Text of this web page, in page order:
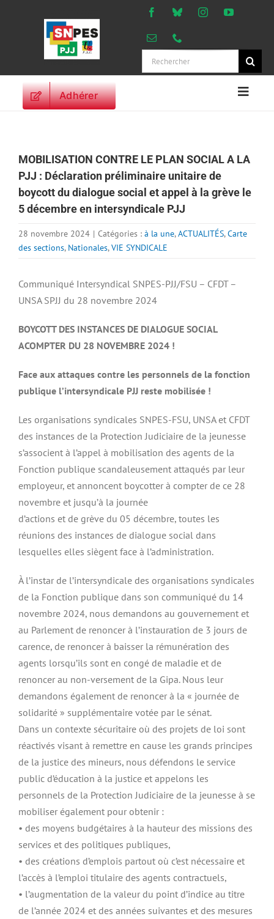
Rechercher:
Adhérer
ORIENTATIONS
PROFESSIONNELLES
DROITS DES
PERSONNELS
VIE SYNDICALE
PUBLICATIONS
MOBILISATION CONTRE LE PLAN SOCIAL A LA
PJJ : Déclaration préliminaire unitaire de
boycott du dialogue social et appel à la grève le
5 décembre en intersyndicale PJJ
28 novembre 2024 | Catégories : à la une,ACTUALITÉS,Carte
des sections, Nationales,VIE SYNDICALE
Communiqué Intersyndical SNPES-PJJ/FSU – CFDT –
UNSA SPJJ du 28 novembre 2024
BOYCOTT DES INSTANCES DE DIALOGUE SOCIAL
ACOMPTER DU 28 NOVEMBRE 2024 !
Face aux attaques contre les personnels de la fonction
publique l’intersyndicale PJJ reste mobilisée !
Les organisations syndicales SNPES-FSU, UNSA et CFDT
des instances de la Protection Judiciaire de la jeunesse
s’associent à l’appel à mobilisation des agents de la
Fonction publique scandaleusement attaqués par leur
employeur, et annoncent boycotter à compter de ce 28
novembre et jusqu’à la journée
d’actions et de grève du 05 décembre, toutes les
réunions des instances de dialogue social dans
lesquelles elles siègent face à l’administration.
À l’instar de l’intersyndicale des organisations syndicales
de la Fonction publique dans son communiqué du 14
novembre 2024, nous demandons au gouvernement et
au Parlement de renoncer à l’instauration de 3 jours de
carence, de renoncer à baisser la rémunération des
agents lorsqu’ils sont en congé de maladie et de
renoncer au non-versement de la Gipa. Nous leur
demandons également de renoncer à la « journée de
solidarité » supplémentaire votée par le sénat.
Dans un contexte sécuritaire où des projets de loi sont
réactivés visant à remettre en cause les grands principes
de la justice des mineurs, nous défendons le service
public d’éducation à la justice et appelons les
personnels de la Protection Judiciaire de la jeunesse à se
mobiliser également pour obtenir :
• des moyens budgétaires à la hauteur des missions des
services et des politiques publiques,
• des créations d’emplois partout où c’est nécessaire et
l’accès à l’emploi titulaire des agents contractuels,
• l’augmentation de la valeur du point d’indice au titre
de l’année 2024 et des années suivantes et des mesures